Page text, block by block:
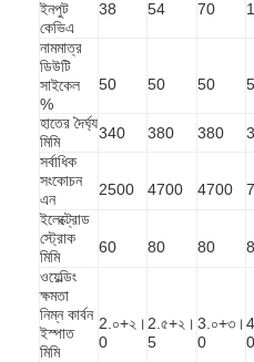
ইনপুট
কেভিএ
38 54 70
নামমাত্র
ডিউটি
সাইকেল
%
50 50 50
হাতের দৈর্ঘ্য
মিমি
340 380 380
সর্বাধিক
সংকোচন
এন
2500 4700 4700
ইলেক্ট্রোড
স্ট্রোক
মিমি
60 80 80
ওয়েল্ডিং
ক্ষমতা
নিম্ন কার্বন
ইস্পাত
মিমি
2.০+২।
0
2.৫+২।
5
3.০+৩।
0
0